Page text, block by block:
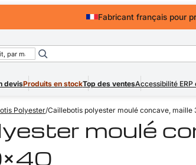
Fabricant français pour
devisProduits en stockTop des ventesAccessibilité ERP
Polyester/Caillebotis polyester moulé concave,
moulé